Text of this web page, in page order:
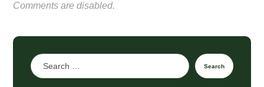
Comments are disabled.
Search